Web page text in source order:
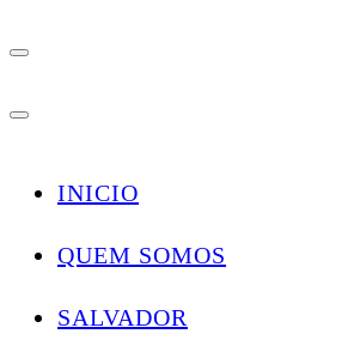
INICIO
QUEM SOMOS
SALVADOR